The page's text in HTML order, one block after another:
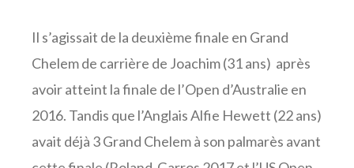
Il s’agissait de la deuxième finale en Grand
Chelem de carrière de Joachim (31 ans) après
avoir atteint la finale de l’Open d’Australie en
2016. Tandis que l’Anglais Alfie Hewett (22 ans)
avait déjà 3 Grand Chelem à son palmarès avant